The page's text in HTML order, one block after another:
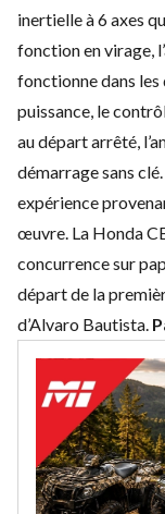
inertielle à 6 axes
fonction en virage,
fonctionne dans les
puissance, le
au départ arrêté,
démarrage sans
expérience
œuvre. La Honda
concurrence sur
départ de la
d’Alvaro Bautista.